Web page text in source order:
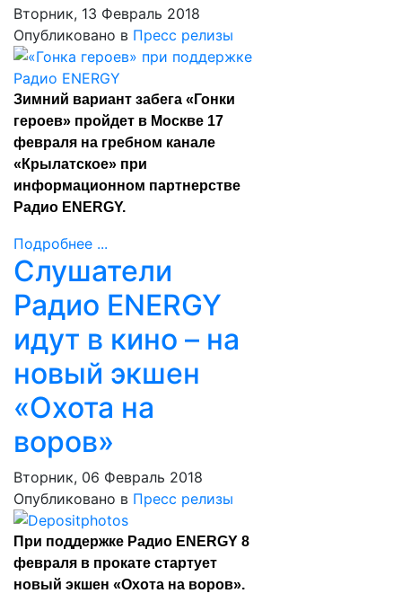
Вторник, 13 Февраль 2018
Опубликовано в Пресс релизы
Зимний вариант забега «Гонки
героев» пройдет в Москве 17
февраля на гребном канале
«Крылатское» при
информационном партнерстве
Радио ENERGY.
Подробнее ...
Слушатели
Радио ENERGY
идут в кино – на
новый экшен
«Охота на
воров»
Вторник, 06 Февраль 2018
Опубликовано в Пресс релизы
При поддержке Радио ENERGY 8
февраля в прокате стартует
новый экшен «Охота на воров».